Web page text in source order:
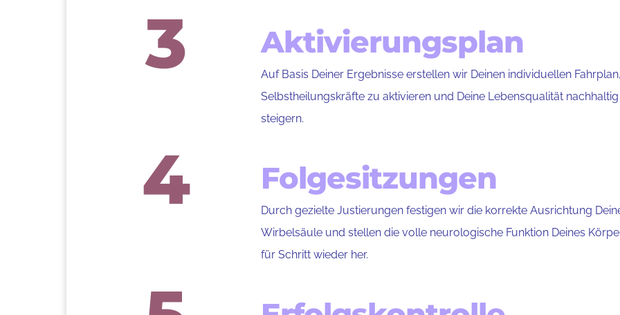
3 Aktivierungsplan
Auf Basis Deiner Ergebnisse erstellen wir Deinen individuellen
Selbstheilungskräfte zu aktivieren und Deine Lebensqualität
steigern.
4 Folgesitzungen
Durch gezielte Justierungen festigen wir die korrekte Ausrichtung
Wirbelsäule und stellen die volle neurologische Funktion Deines
für Schritt wieder her.